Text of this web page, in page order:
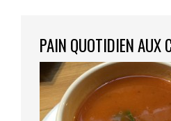
PAIN QUOTIDIEN AUX